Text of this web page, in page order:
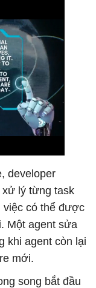
developer
xử lý từng task
việc có thể được
Một agent sửa
khi agent còn lại
mới.
song bắt đầu